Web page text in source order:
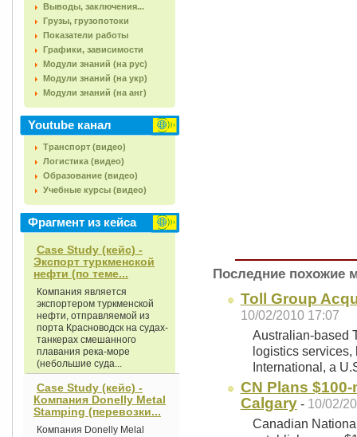
Выводы, заключения...
Грузы, грузопотоки
Показатели работы
Графики, зависимости
Модули знаний (на рус)
Модули знаний (на укр)
Модули знаний (на анг)
Youtube канал
Транспорт (видео)
Логистика (видео)
Образование (видео)
Учебные курсы (видео)
Фрагмент из кейса
Case Study (кейс) -
Экспорт туркменской
нефти (по теме...
Компания является
экспортером туркменской
нефти, отправляемой из
порта Красноводск на судах-
танкерах смешанного
плавания река-море
(небольшие суда...
Case Study (кейс) -
Компания Donelly Metal
Stamping (перевозки...
Компания Donelly Melal
Последние похожие
Toll Group
10/02/2010 17:07
Australian-based
logistics
International, a
CN Plans
Calgary- 10/02/
Canadian